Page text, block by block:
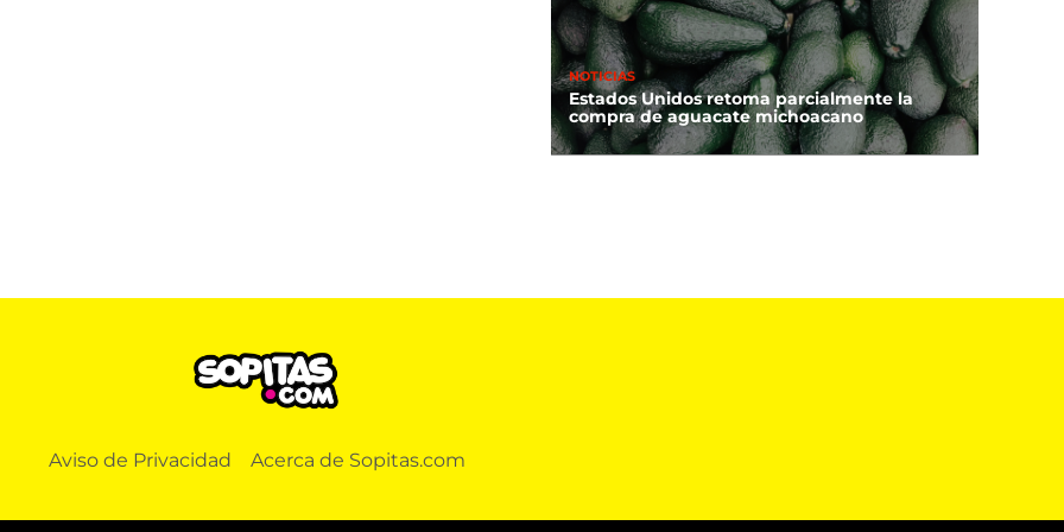
NOTICIAS
Estados Unidos retoma parcialmente la
compra de aguacate michoacano
Aviso de Privacidad Acerca de Sopitas.com